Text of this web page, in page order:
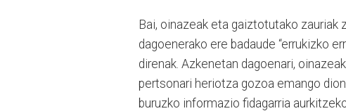
Bai, oinazeak eta gaiztotutako
dagoenerako ere badaude “errukizko
direnak. Azkenetan dagoenari,
pertsonari heriotza gozoa emango
buruzko informazio fidagarria